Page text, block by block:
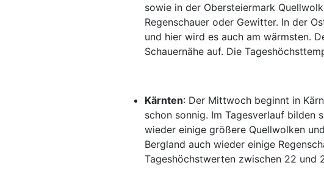
sowie in der Obersteiermark
Regenschauer oder Gewitter. In der
und hier wird es auch am wärmsten.
Schauernähe auf. Die
Kärnten: Der Mittwoch beginnt in
schon sonnig. Im Tagesverlauf bilden
wieder einige größere Quellwolken
Bergland auch wieder einige
Tageshöchstwerten zwischen 22 und